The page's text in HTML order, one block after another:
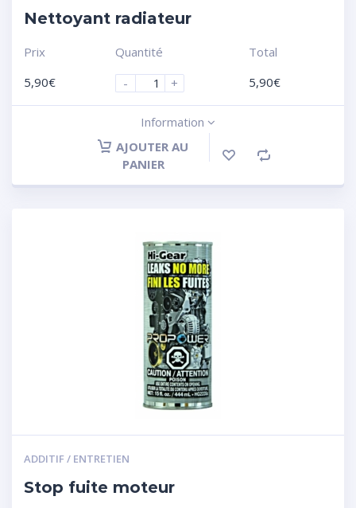
Nettoyant radiateur
Prix
5,90€
Quantité
-
+
Total
5,90€
Information
AJOUTER AU
PANIER
ADDITIF / ENTRETIEN
Stop fuite moteur